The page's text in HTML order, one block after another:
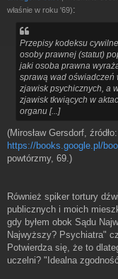
właśnie w roku '69):
Przepisy kodeksu
osoby prawnej (statut)
jaki osoba prawna
sprawą wad oświadczeń
zjawisk psychicznych, a
zjawisk tkwiących w
organu [...]
(Mirosław Gersdorf, źródło:
https://books.google.pl/
powtórzmy, 69.)
Również spiker tortury
publicznych i moich
gdy byłem obok Sądu
Najwyższy? Psychiatra"
Potwierdza się, że to
uczelni? "Idealna